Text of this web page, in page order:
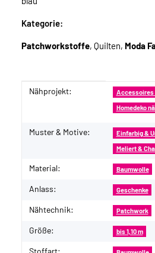
Kategorie:
Patchworkstoffe, Quilten, Moda
Produkteigenschaft
Wert
Nähprojekt: Accessoires
Homedeko
Muster & Motive: Einfarbig &
Meliert &
Material: Baumwolle
Anlass: Geschenke
Nähtechnik: Patchwork
Größe: bis 1,10 m
Stoffart: